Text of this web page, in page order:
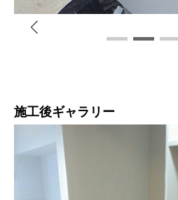
施工後ギャラリー